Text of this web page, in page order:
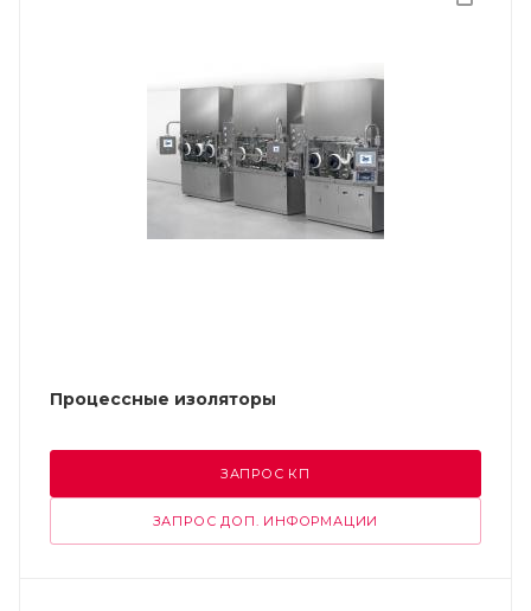
Процессные изоляторы
ЗАПРОС КП
ЗАПРОС ДОП. ИНФОРМАЦИИ